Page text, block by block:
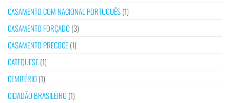
CASAMENTO COM NACIONAL PORTUGUÊS(1)
CASAMENTO FORÇADO (3)
CASAMENTO PRECOCE(1)
CATEQUESE(1)
CEMITÉRIO (1)
CIDADÃO BRASILEIRO (1)